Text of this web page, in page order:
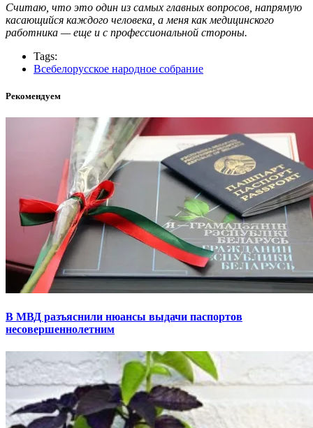
Считаю, что это один из самых главных вопросов, напрямую
касающийся каждого человека, а меня как медицинского
работника — еще и с профессиональной стороны.
Tags:
Всебелорусское народное собрание
Рекомендуем
В МВД разъяснили нюансы выдачи паспортов
несовершеннолетним